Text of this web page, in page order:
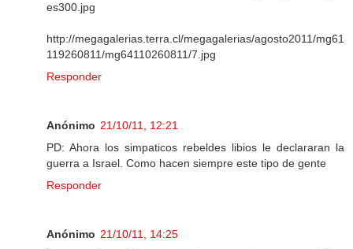
es300.jpg
http://megagalerias.terra.cl/megagalerias/agosto2011/mg61
119260811/mg64110260811/7.jpg
Responder
Anónimo 21/10/11, 12:21
PD: Ahora los simpaticos rebeldes libios le declararan la
guerra a Israel. Como hacen siempre este tipo de gente
Responder
Anónimo 21/10/11, 14:25